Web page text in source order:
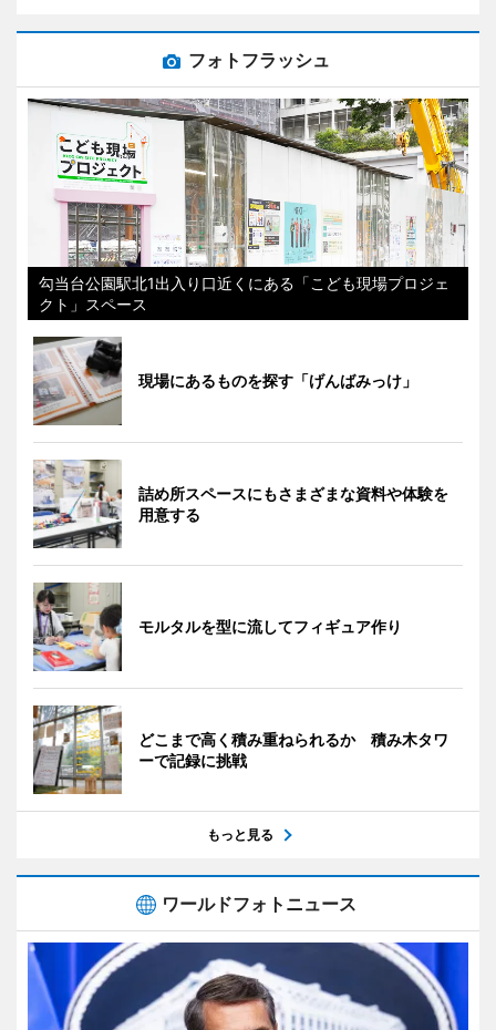
フォトフラッシュ
勾当台公園駅北1出入り口近くにある「こども現場プロジェ
クト」スペース
現場にあるものを探す「げんばみっけ」
詰め所スペースにもさまざまな資料や体験を
用意する
モルタルを型に流してフィギュア作り
どこまで高く積み重ねられるか 積み木タワ
ーで記録に挑戦
もっと見る
ワールドフォトニュース